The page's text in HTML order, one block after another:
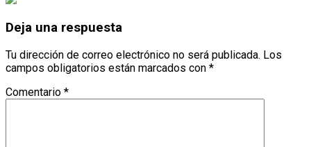
Deja una respuesta
Tu dirección de correo electrónico no será publicada. Los
campos obligatorios están marcados con *
Comentario *